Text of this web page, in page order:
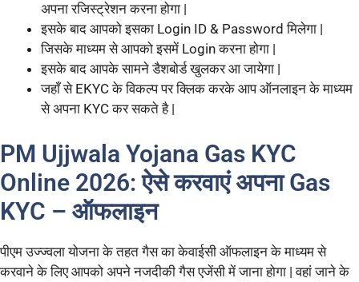
अपना रजिस्ट्रेशन करना होगा |
इसके बाद आपको इसका Login ID & Password मिलेगा |
जिसके माध्यम से आपको इसमें Login करना होगा |
इसके बाद आपके सामने डैशबोर्ड खुलकर आ जायेगा |
जहाँ से EKYC के विकल्प पर क्लिक करके आप ऑनलाइन के माध्यम
से अपना KYC कर सकते है |
PM Ujjwala Yojana Gas KYC
Online 2026: ऐसे करवाएं अपना Gas
KYC – ऑफलाइन
पीएम उज्ज्वला योजना के तहत गैस का केवाईसी ऑफलाइन के माध्यम से
करवाने के लिए आपको अपने नजदीकी गैस एजेंसी में जाना होगा | वहां जाने के